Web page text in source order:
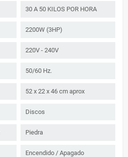
30 A 50 KILOS POR HORA
2200W (3HP)
220V - 240V
50/60 Hz.
52 x 22 x 46 cm aprox
Discos
Piedra
Encendido / Apagado